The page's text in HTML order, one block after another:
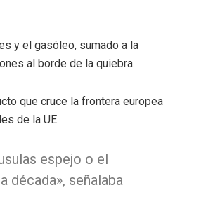
y el gasóleo, sumado a la
al borde de la quiebra.
que cruce la frontera europea
de la UE.
espejo o el
década», señalaba